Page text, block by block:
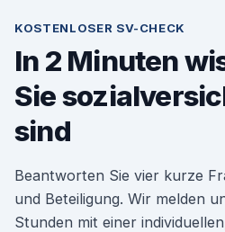
KOSTENLOSER SV-CHECK
In 2 Minuten
Sie
sind
Beantworten Sie vier kurze
und Beteiligung. Wir melden
Stunden mit einer